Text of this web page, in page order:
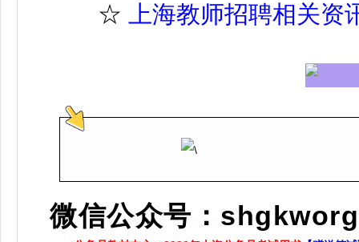
☆ 上海教师招聘相关资
微信公众号：shgkworg